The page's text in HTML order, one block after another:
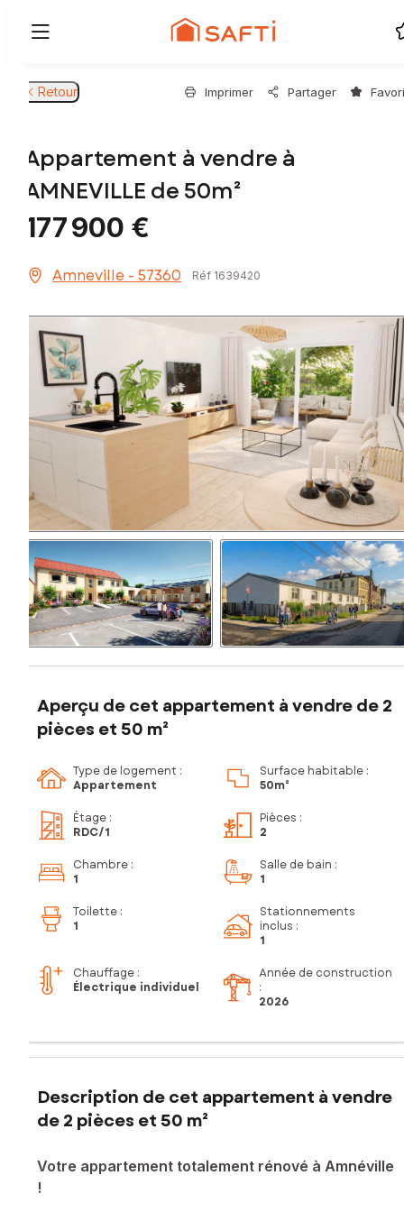
Retour Imprimer Partager
Appartement à vendre à
AMNEVILLE de 50m²
177 900 €
Amneville - 57360 Réf 1639420
Aperçu de cet appartement à vendre de 2
pièces et 50 m²
Type de logement :
Appartement
Surface habitable :
50m²
Étage :
RDC/1
Pièces :
2
Chambre :
1
Salle de bain :
1
Toilette :
1
Stationnements
inclus :
1
Chauffage :
Électrique individuel
Année de construction
:
2026
Description de cet appartement à vendre
de 2 pièces et 50 m²
Votre appartement totalement rénové à Amnéville
!